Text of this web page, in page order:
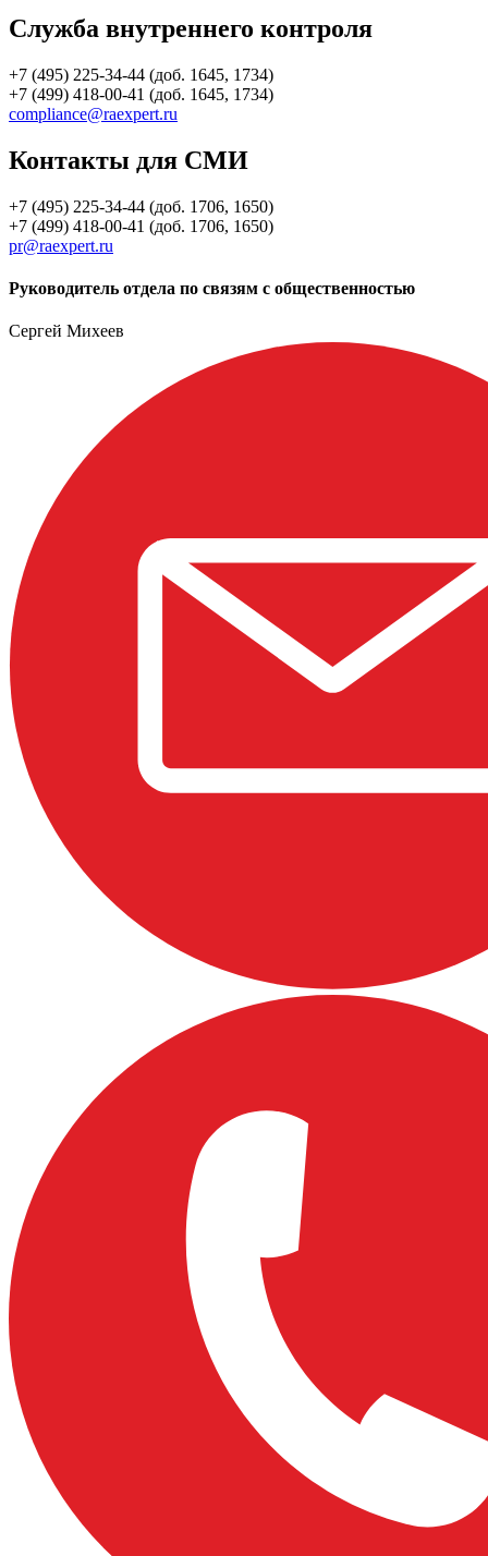
Служба внутреннего контроля
+7 (495) 225-34-44 (доб. 1645, 1734)
+7 (499) 418-00-41 (доб. 1645, 1734)
compliance@raexpert.ru
Контакты для СМИ
+7 (495) 225-34-44 (доб. 1706, 1650)
+7 (499) 418-00-41 (доб. 1706, 1650)
pr@raexpert.ru
Руководитель отдела по связям с общественностью
Сергей Михеев